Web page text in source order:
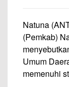
Natuna
(Pemkab)
Umum
memenuhi